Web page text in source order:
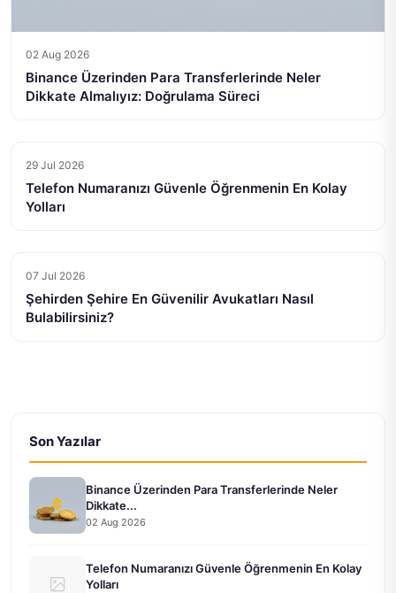
02 Aug 2026
Binance Üzerinden Para Transferlerinde Neler
Dikkate Almalıyız: Doğrulama Süreci
29 Jul 2026
Telefon Numaranızı Güvenle Öğrenmenin En Kolay
Yolları
07 Jul 2026
Şehirden Şehire En Güvenilir Avukatları Nasıl
Bulabilirsiniz?
Son Yazılar
Binance Üzerinden Para Transferlerinde Neler
Dikkate...
02 Aug 2026
Telefon Numaranızı Güvenle Öğrenmenin En Kolay
Yolları